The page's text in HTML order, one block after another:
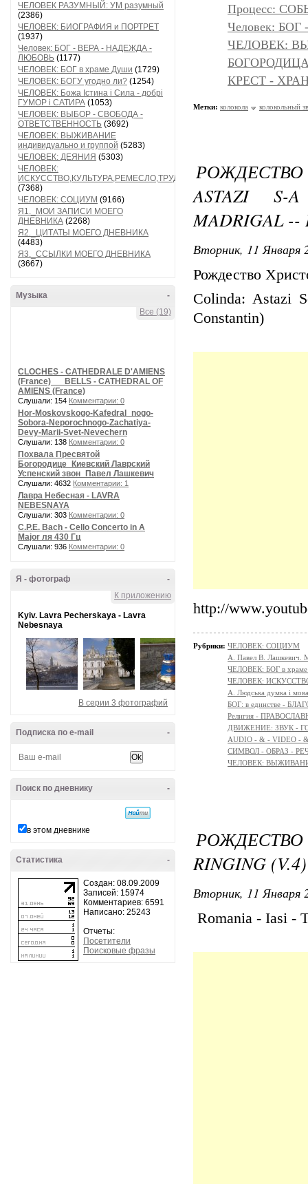
ЧЕЛОВЕК РАЗУМНЫЙ: УМ разумный
(2386)
ЧЕЛОВЕК: БИОГРАФИЯ и ПОРТРЕТ
(1937)
Человек: БОГ - ВЕРА - НАДЕЖДА -
ЛЮБОВЬ (1177)
ЧЕЛОВЕК: БОГ в храме Души (1729)
ЧЕЛОВЕК: БОГУ угодно ли? (1254)
ЧЕЛОВЕК: Божа Істина і Сила - добрі
ГУМОР і САТИРА (1053)
ЧЕЛОВЕК: ВЫБОР - СВОБОДА -
ОТВЕТСТВЕННОСТЬ (3692)
ЧЕЛОВЕК: ВЫЖИВАНИЕ
индивидуально и группой (5283)
ЧЕЛОВЕК: ДЕЯНИЯ (5303)
ЧЕЛОВЕК:
ИСКУССТВО,КУЛЬТУРА,РЕМЕСЛО,ТРУД
(7368)
ЧЕЛОВЕК: СОЦИУМ (9166)
Я1._МОИ ЗАПИСИ МОЕГО
ДНЕВНИКА (2268)
Я2._ЦИТАТЫ МОЕГО ДНЕВНИКА
(4483)
Я3._ССЫЛКИ МОЕГО ДНЕВНИКА
(3667)
-
Музыка
Все (19)
CLOCHES - CATHEDRALE D'AMIENS
(France) __ BELLS - CATHEDRAL OF
AMIENS (France)
Слушали: 154 Комментарии: 0
Hor-Moskovskogo-Kafedral_nogo-
Sobora-Neporochnogo-Zachatiya-
Devy-Marii-Svet-Nevechern
Слушали: 138 Комментарии: 0
Похвала Пресвятой
Богородице_Киевский Лаврский
Успенский звон_Павел Лашкевич
Слушали: 4632 Комментарии: 1
Лавра Небесная - LAVRA
NEBESNAYA
Слушали: 303 Комментарии: 0
C.P.E. Bach - Cello Concerto in A
Major ля 430 Гц
Слушали: 936 Комментарии: 0
-
Я - фотограф
К приложению
Kyiv. Lavra Pecherskaya - Lavra
Nebesnaya
В серии 3 фотографий
-
Подписка по e-mail
-
Поиск по дневнику
в этом дневнике
-
Статистика
Создан: 08.09.2009
Записей: 15974
Комментариев: 6591
Написано: 25243
Отчеты:
Посетители
Поисковые фразы
Процесс:
Человек:
ЧЕЛОВЕК:
КРЕСТ -
Метки: колокола колокольный
РОЖДЕСТВО
ASTAZI S-
MADRIGAL --
Вторник, 11 Января
Рождество
Colinda: Astazi
Constantin)
http://
Рубрики: ЧЕЛОВЕК: СОЦИУМ
А. Павел В. Лашкевич.
ЧЕЛОВЕК: БОГ в
ЧЕЛОВЕК:
A. Людська думка і мова
БОГ: в единстве -
Религия -
ДВИЖЕНИЕ: ЗВУК -
AUDIO - & - VIDEO -
СИМВОЛ - ОБРАЗ -
ЧЕЛОВЕК: ВЫЖИВАНИЕ
RINGING
Вторник, 11 Января
Romania - Iasi -